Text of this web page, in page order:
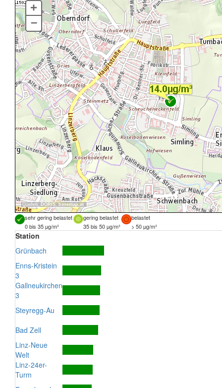
Quellen: DORIS, basemap.at
+
–
sehr gering belastet gering belastet
belastet
0 bis 35 µg/m³
35 bis 50 µg/m³ > 50 µg/m³
Station
Grünbach
Enns-Kristein
3
Gallneukirchen
3
Steyregg-Au
Bad Zell
Linz-Neue
Welt
Linz-24er-
Turm